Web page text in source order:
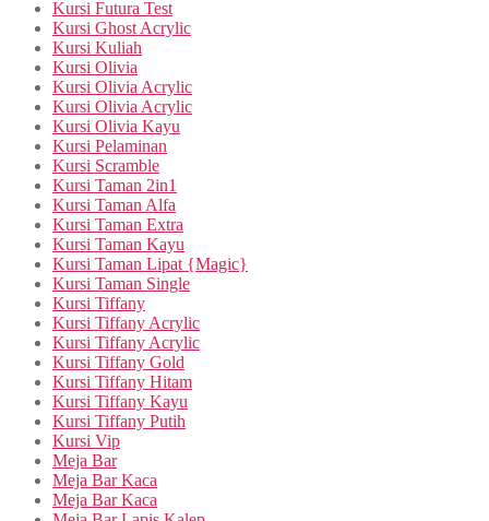
Kursi Futura Test
Kursi Ghost Acrylic
Kursi Kuliah
Kursi Olivia
Kursi Olivia Acrylic
Kursi Olivia Acrylic
Kursi Olivia Kayu
Kursi Pelaminan
Kursi Scramble
Kursi Taman 2in1
Kursi Taman Alfa
Kursi Taman Extra
Kursi Taman Kayu
Kursi Taman Lipat {Magic}
Kursi Taman Single
Kursi Tiffany
Kursi Tiffany Acrylic
Kursi Tiffany Acrylic
Kursi Tiffany Gold
Kursi Tiffany Hitam
Kursi Tiffany Kayu
Kursi Tiffany Putih
Kursi Vip
Meja Bar
Meja Bar Kaca
Meja Bar Kaca